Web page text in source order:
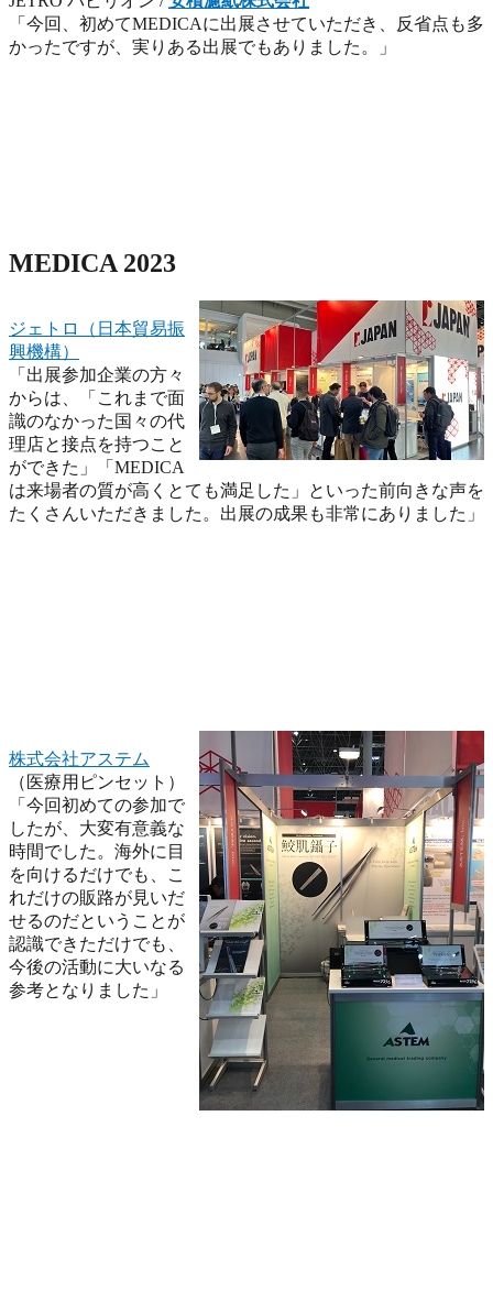
「今回、初めてMEDICAに出展させていただき、反省点も多
かったですが、実りある出展でもありました。」
MEDICA 2023
ジェトロ（日本貿易振
興機構）
「出展参加企業の方々
からは、「これまで面
識のなかった国々の代
理店と接点を持つこと
ができた」「MEDICA
は来場者の質が高くとても満足した」といった前向きな声を
たくさんいただきました。出展の成果も非常にありました」
株式会社アステム
（医療用ピンセット）
「今回初めての参加で
したが、大変有意義な
時間でした。海外に目
を向けるだけでも、こ
れだけの販路が見いだ
せるのだということが
認識できただけでも、
今後の活動に大いなる
参考となりました」